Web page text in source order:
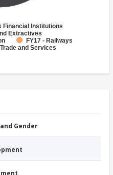
Financial Institutions
Extractives
FY17 - Railways
and Services
Gender